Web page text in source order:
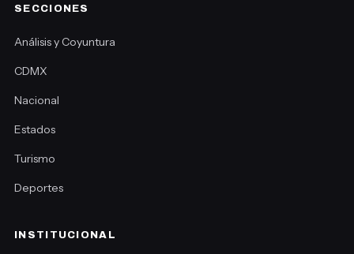
SECCIONES
Análisis y Coyuntura
CDMX
Nacional
Estados
Turismo
Deportes
INSTITUCIONAL